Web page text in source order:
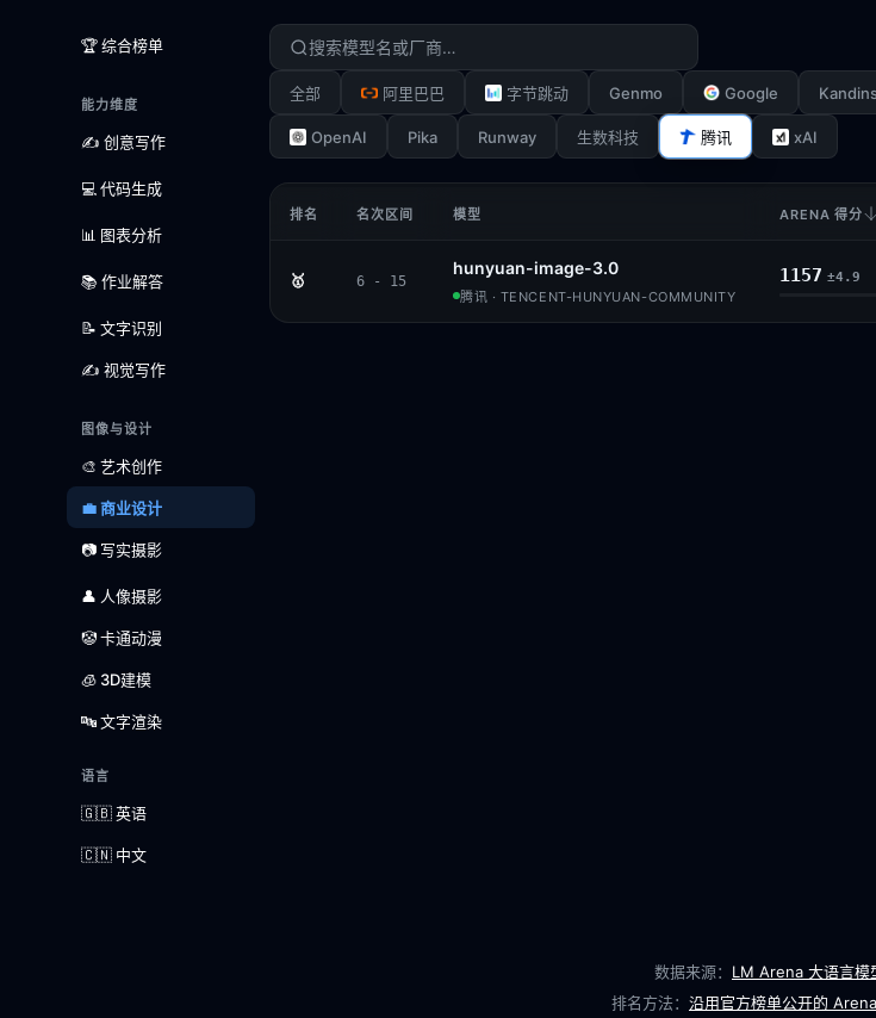
🏆 综合榜单
能力维度
✍️ 创意写作
💻 代码生成
📊 图表分析
📚 作业解答
📝 文字识别
✍️ 视觉写作
图像与设计
🎨 艺术创作
💼 商业设计
📷 写实摄影
👤 人像摄影
🤡 卡通动漫
🧊 3D建模
🔤 文字渲染
语言
🇬🇧 英语
🇨🇳 中文
全部 阿里巴巴 字节跳动 Genmo Google
OpenAI Pika Runway 生数科技 腾讯 xAI
排名 名次区间 模型 ARENA 得分
🥇 6 - 15
hunyuan-image-3.0
腾讯 · TENCENT-HUNYUAN-COMMUNITY
1157 ±4.9
数据来源： LM Arena 大语言模
排名方法： 沿用官方榜单公开的